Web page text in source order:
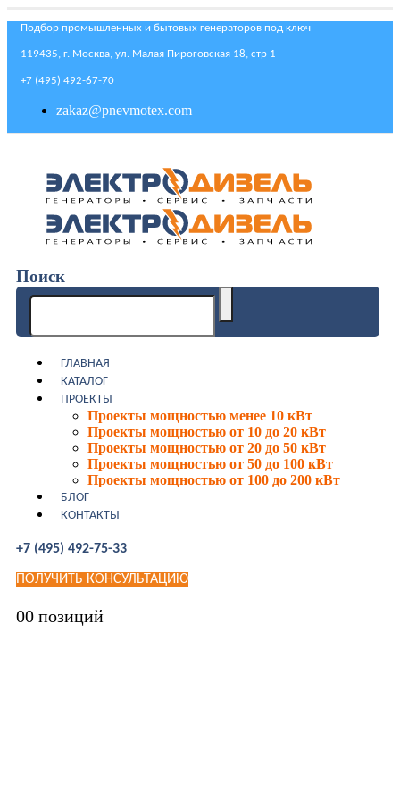
Подбор промышленных и бытовых генераторов под ключ
119435, г. Москва, ул. Малая Пироговская 18, стр 1
+7 (495) 492-67-70
zakaz@pnevmotex.com
Поиск
ГЛАВНАЯ
КАТАЛОГ
ПРОЕКТЫ
Проекты мощностью менее 10 кВт
Проекты мощностью от 10 до 20 кВт
Проекты мощностью от 20 до 50 кВт
Проекты мощностью от 50 до 100 кВт
Проекты мощностью от 100 до 200 кВт
БЛОГ
КОНТАКТЫ
+7 (495) 492-75-33
ПОЛУЧИТЬ КОНСУЛЬТАЦИЮ
00 позиций